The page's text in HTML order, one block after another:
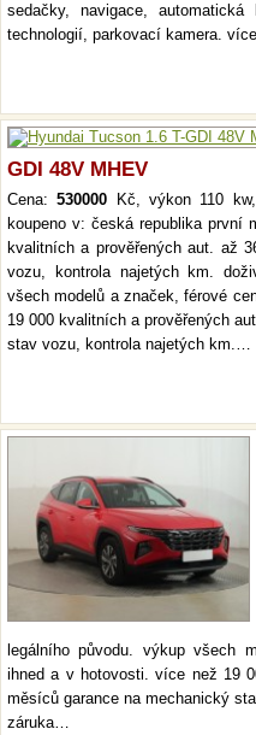
sedačky, navigace,
technologií, parkovací kamera.
GDI 48V MHEV
Cena:530000 Kč, výkon 110
koupeno v: česká republika
kvalitních a prověřených aut. až
vozu, kontrola najetých km.
všech modelů a značek, férové
19 000 kvalitních a prověřených
stav vozu, kontrola najetých km.…
legálního původu. výkup všech
ihned a v hotovosti. více než 19
měsíců garance na mechanický
záruka…